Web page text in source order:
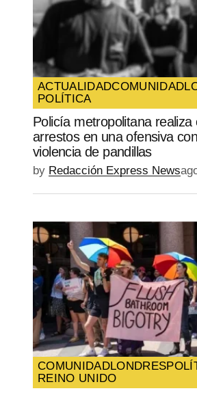
ACTUALIDADCOMUNIDAD
POLÍTICA
Policía metropolitana realiza
arrestos en una ofensiva
violencia de pandillas
by Redacción Express News
COMUNIDADLONDRES
REINO UNIDO